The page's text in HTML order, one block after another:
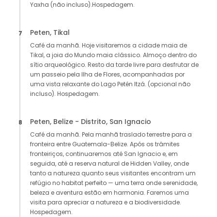
Yaxha (não incluso).Hospedagem.
7 Peten, Tikal
Café da manhã. Hoje visitaremos a cidade maia de
Tikal, a joia do Mundo maia clássico. Almoço dentro do
sítio arqueológico. Resto da tarde livre para desfrutar de
um passeio pela Ilha de Flores, acompanhadas por
uma vista relaxante do Lago Petén Itzá. (opcional não
incluso). Hospedagem.
8 Peten, Belize - Distrito, San Ignacio
Café da manhã. Pela manhã traslado terrestre para a
fronteira entre Guatemala-Belize. Após os trâmites
fronteiriços, continuaremos até San Ignacio e, em
seguida, até a reserva natural de Hidden Valley, onde
tanto a natureza quanto seus visitantes encontram um
refúgio no habitat perfeito — uma terra onde serenidade,
beleza e aventura estão em harmonia. Faremos uma
visita para apreciar a natureza e a biodiversidade.
Hospedagem.